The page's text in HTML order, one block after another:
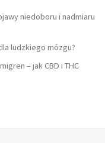
niedoboru i nadmiaru
ludzkiego mózgu?
– jak CBD i THC